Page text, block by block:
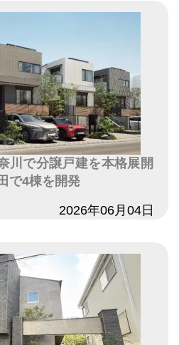
川で分譲戸建を本格展開
で4棟を開発
2026年06月04日